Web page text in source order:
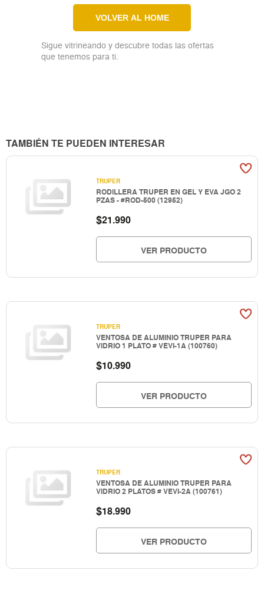
VOLVER AL HOME
Sigue vitrineando y descubre todas las ofertas
que tenemos para ti.
TAMBIÉN TE PUEDEN INTERESAR
TRUPER
RODILLERA TRUPER EN GEL Y EVA JGO 2
PZAS - #ROD-500 (12952)
$21.990
VER PRODUCTO
TRUPER
VENTOSA DE ALUMINIO TRUPER PARA
VIDRIO 1 PLATO # VEVI-1A (100760)
$10.990
VER PRODUCTO
TRUPER
VENTOSA DE ALUMINIO TRUPER PARA
VIDRIO 2 PLATOS # VEVI-2A (100761)
$18.990
VER PRODUCTO